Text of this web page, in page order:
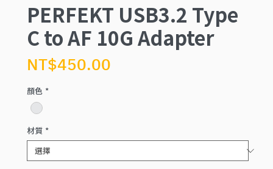
PERFEKT USB3.2 Type
C to AF 10G Adapter
NT$450.00
顏色 *
材質 *